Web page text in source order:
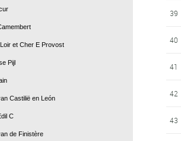
et Cher E Provost
Pijl
Castilië en León
C
de Finistère
39
40
41
42
43